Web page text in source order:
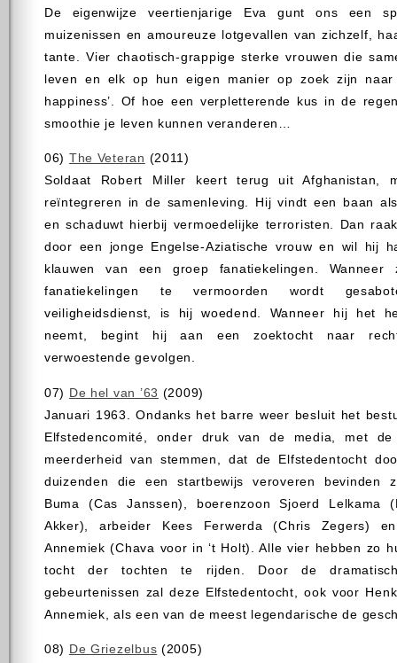
De eigenwijze veertienjarige Eva gunt ons een
muizenissen en amoureuze lotgevallen van zichzelf,
tante. Vier chaotisch-grappige sterke vrouwen die
leven en elk op hun eigen manier op zoek zijn naar
happiness’. Of hoe een verpletterende kus in de
smoothie je leven kunnen veranderen…
06) The Veteran (2011)
Soldaat Robert Miller keert terug uit Afghanistan,
reïntegreren in de samenleving. Hij vindt een baan
en schaduwt hierbij vermoedelijke terroristen. Dan
door een jonge Engelse-Aziatische vrouw en wil hij
klauwen van een groep fanatiekelingen.
fanatiekelingen te vermoorden wordt
veiligheidsdienst, is hij woedend. Wanneer hij het
neemt, begint hij aan een zoektocht naar
verwoestende gevolgen.
07) De hel van ’63 (2009)
Januari 1963. Ondanks het barre weer besluit het
Elfstedencomité, onder druk van de media, met de
meerderheid van stemmen, dat de Elfstedentocht
duizenden die een startbewijs veroveren bevinden
Buma (Cas Janssen), boerenzoon Sjoerd Lelkama
Akker), arbeider Kees Ferwerda (Chris Zegers) en
Annemiek (Chava voor in ‘t Holt). Alle vier hebben zo
tocht der tochten te rijden. Door de
gebeurtenissen zal deze Elfstedentocht, ook voor
Annemiek, als een van de meest legendarische de
08) De Griezelbus (2005)